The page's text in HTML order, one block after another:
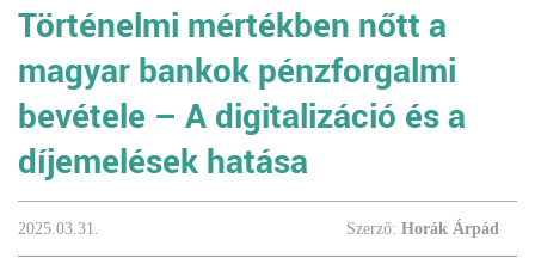
Történelmi mértékben nőtt a
magyar bankok pénzforgalmi
bevétele – A digitalizáció és a
díjemelések hatása
2025.03.31. Szerző: Horák Árpád